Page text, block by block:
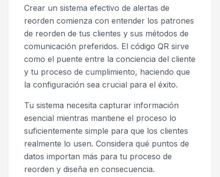
Crear un sistema efectivo de alertas de
reorden comienza con entender los patrones
de reorden de tus clientes y sus métodos de
comunicación preferidos. El código QR sirve
como el puente entre la conciencia del cliente
y tu proceso de cumplimiento, haciendo que
la configuración sea crucial para el éxito.
Tu sistema necesita capturar información
esencial mientras mantiene el proceso lo
suficientemente simple para que los clientes
realmente lo usen. Considera qué puntos de
datos importan más para tu proceso de
reorden y diseña en consecuencia.